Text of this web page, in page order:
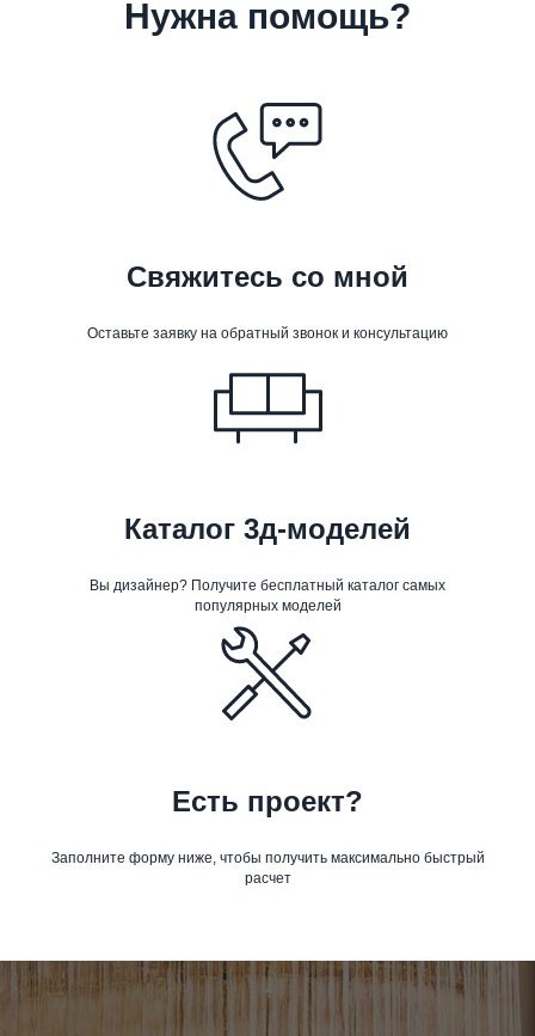
Нужна помощь?
Свяжитесь со мной
Оставьте заявку на обратный звонок и консультацию
Каталог 3д-моделей
Вы дизайнер? Получите бесплатный каталог самых
популярных моделей
Есть проект?
Заполните форму ниже, чтобы получить максимально быстрый
расчет